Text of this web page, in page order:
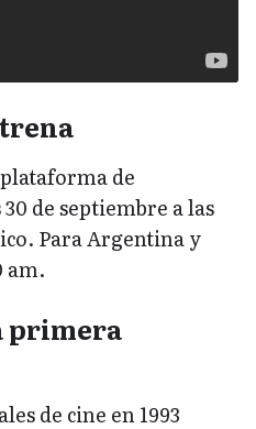
de
de septiembre a las
Para Argentina y
am.
primera
de cine en 1993